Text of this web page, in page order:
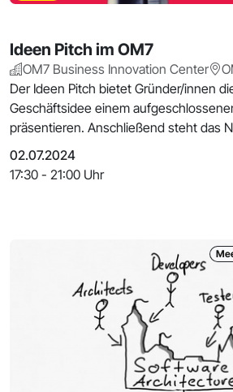
Ideen Pitch im OM7
OM7 Business Innovation Center
Der Ideen Pitch bietet Gründer/innen
Geschäftsidee einem
präsentieren. Anschließend steht das
02.07.2024
17:30 - 21:00 Uhr